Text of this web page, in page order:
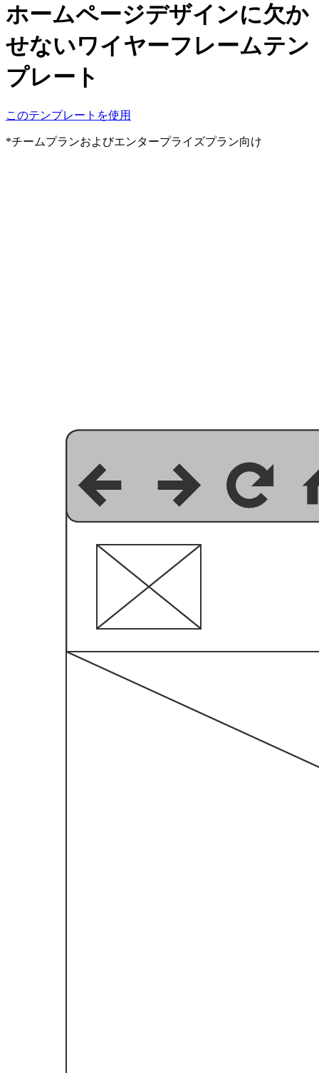
ホームページデザインに欠か
せないワイヤーフレームテン
プレート
このテンプレートを使用
*チームプランおよびエンタープライズプラン向け